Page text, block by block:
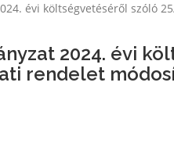
évi költségvetéséről szóló
2024. évi
rendelet